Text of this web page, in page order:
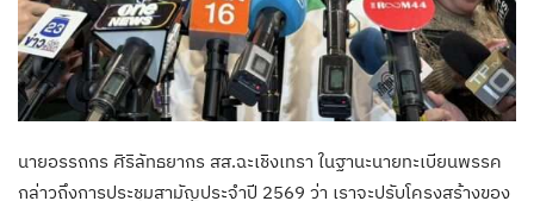
นายอรรถกร ศิริลัทธยากร สส.ฉะเชิงเทรา ในฐานะนายทะเบียนพรรค
กล่าวถึงการประชุมสามัญประจำปี 2569 ว่า เราจะปรับโครงสร้างของ